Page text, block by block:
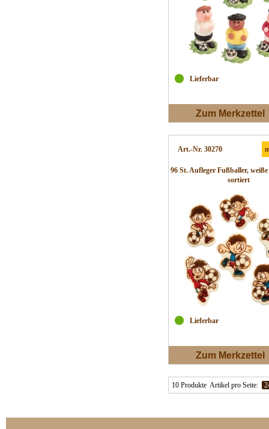
Lieferbar
Zum Merkzettel
Art.-Nr. 30270
96 St. Aufleger Fußballer,
sortiert
Lieferbar
Zum Merkzettel
10 Produkte Artikel pro Seite: